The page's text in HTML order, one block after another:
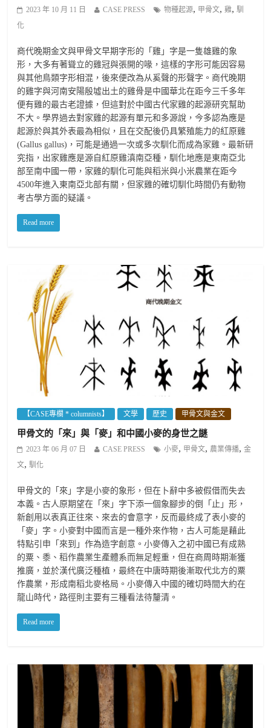
2023 年 10 月 11 日 CASE PRESS 物種起源, 甲骨文,雞,馴
化
商代晚期金文與甲骨文早期字形的「雞」字是一隻雄雞的象
形，大多有著聳立的雞冠與張開的喙，這樣的字形可能因容易
與其他鳥類字形相混，後來便改為从奚聲的形聲字。商代晚期
的雞字與河南安陽殷墟出土的雞骨是中國華北在距今三千多年
便有雞的最古老證據，但這對於中國古代家雞的起源研究幫助
不大。學界過去對家雞的起源有單元和多源說，今多認為應是
起源於與其外表最為相似，且在交配後仍具繁殖能力的紅原雞
(Gallus gallus)，可能是通過一次或多次馴化而成為家雞。最新研
究指，出家雞應是源自紅原雞滇南亞種，馴化地應是東南亞北
部至南中國一帶，家雞的馴化可能與稻米與小米農業在距今
4500年進入東南亞北部有關，但家雞的確切馴化時間仍有動物
考古學方面的疑議。
Read more
【CASE專欄 * columnists】 文學 歷史 甲骨文與金文
甲骨文的「來」與「麥」和中國小麥的身世之謎
2023 年 06 月 07 日 CASE PRESS 小麥, 甲骨文, 農業傳播,金
文,馴化
甲骨文的「來」字是小麥的象形，但在卜辭中多被假借而失去
本義。古人原期望在「來」字下添一個象腳步的倒「止」形，
新創用以表真正往來、來去的會意字，反而最終成了表小麥的
「麥」字。小麥對中國而言是一種外來作物，古人可能是藉此
特點引申「來到」作為造字創意。小麥傳入之初中國已有成熟
的粟、黍、稻作農業生產體系而無足輕重，但在商周時期漸獲
推廣，並於漢代廣泛種植，最終在中唐時期後漸取代北方的粟
作農業，形成南稻北麥格局。小麥傳入中國的確切時間大約在
龍山時代，路徑則主要有三種看法待釐清。
Read more